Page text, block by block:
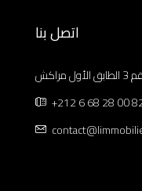
اتصل بنا
+212 6 68 28 00